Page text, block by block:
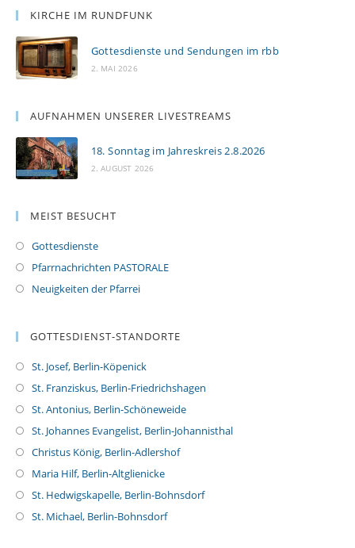
KIRCHE IM RUNDFUNK
Gottesdienste und Sendungen im rbb
2. MAI 2026
AUFNAHMEN UNSERER LIVESTREAMS
18. Sonntag im Jahreskreis 2.8.2026
2. AUGUST 2026
MEIST BESUCHT
Gottesdienste
Pfarrnachrichten PASTORALE
Neuigkeiten der Pfarrei
GOTTESDIENST-STANDORTE
St. Josef, Berlin-Köpenick
St. Franziskus, Berlin-Friedrichshagen
St. Antonius, Berlin-Schöneweide
St. Johannes Evangelist, Berlin-Johannisthal
Christus König, Berlin-Adlershof
Maria Hilf, Berlin-Altglienicke
St. Hedwigskapelle, Berlin-Bohnsdorf
St. Michael, Berlin-Bohnsdorf